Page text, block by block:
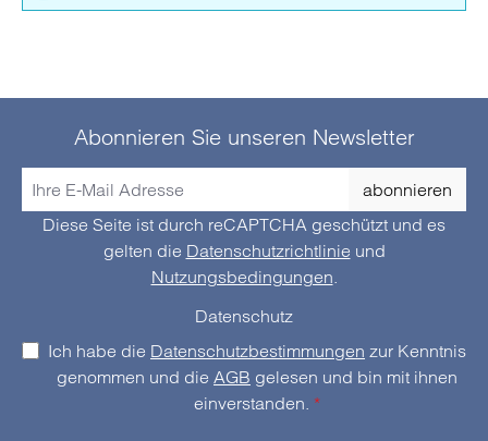
Abonnieren Sie unseren Newsletter
abonnieren
Diese Seite ist durch reCAPTCHA geschützt und es
gelten die Datenschutzrichtlinie und
Nutzungsbedingungen.
Datenschutz
Ich habe die Datenschutzbestimmungen zur Kenntnis
genommen und die AGB gelesen und bin mit ihnen
einverstanden. *